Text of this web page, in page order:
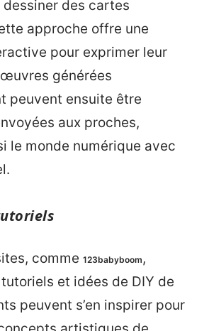
des cartes
approche offre une
pour exprimer leur
générées
peuvent ensuite être
aux proches,
le monde numérique avec
comme 123babyboom ,
et idées de DIY de
peuvent s’en inspirer pour